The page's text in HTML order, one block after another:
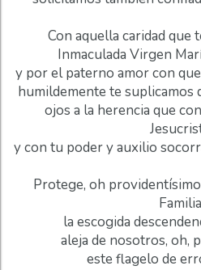
Con aquella caridad que
Inmaculada Virgen
y por el paterno amor con
humildemente te suplicamos
ojos a la herencia que
y con tu poder y auxilio
Protege, oh
la escogida
aleja de nosotros, oh,
este flagelo de